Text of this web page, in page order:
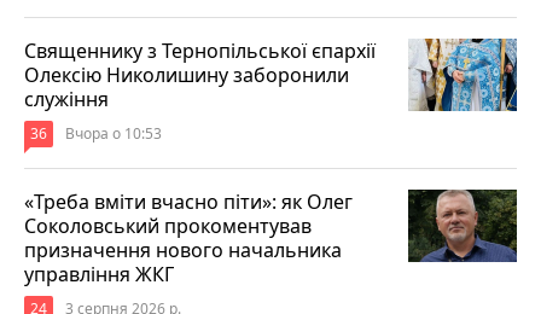
Священнику з Тернопільської єпархії
Олексію Николишину заборонили
служіння
36 Вчора о 10:53
«Треба вміти вчасно піти»: як Олег
Соколовський прокоментував
призначення нового начальника
управління ЖКГ
24 3 серпня 2026 р.